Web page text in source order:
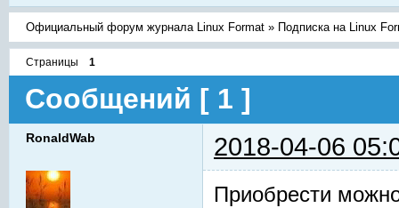
Официальный форум журнала Linux Format » Подписка на Linux
Страницы 1
Сообщений [ 1 ]
RonaldWab 2018-04-06
Приобрести